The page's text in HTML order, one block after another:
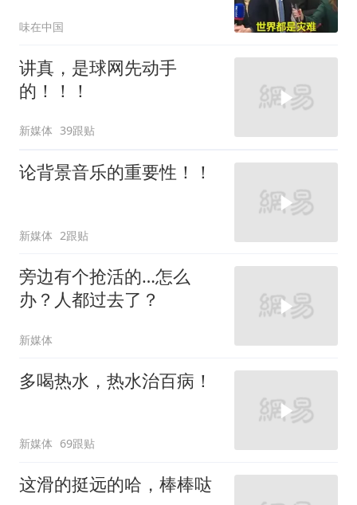
味在中国
讲真，是球网先动手
的！！！
新媒体 39跟贴
论背景音乐的重要性！！
新媒体 2跟贴
旁边有个抢活的…怎么
办？人都过去了？
新媒体
多喝热水，热水治百病！
新媒体 69跟贴
这滑的挺远的哈，棒棒哒